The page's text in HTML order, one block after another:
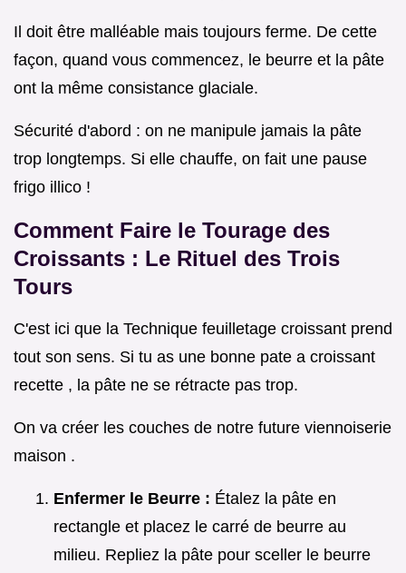
Il doit être malléable mais toujours ferme. De cette
façon, quand vous commencez, le beurre et la pâte
ont la même consistance glaciale.
Sécurité d'abord : on ne manipule jamais la pâte
trop longtemps. Si elle chauffe, on fait une pause
frigo illico !
Comment Faire le Tourage des
Croissants : Le Rituel des Trois
Tours
C'est ici que la Technique feuilletage croissant prend
tout son sens. Si tu as une bonne pate a croissant
recette , la pâte ne se rétracte pas trop.
On va créer les couches de notre future viennoiserie
maison .
Enfermer le Beurre : Étalez la pâte en
rectangle et placez le carré de beurre au
milieu. Repliez la pâte pour sceller le beurre